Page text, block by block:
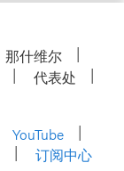
那什维尔
代表处
YouTube
订阅中心